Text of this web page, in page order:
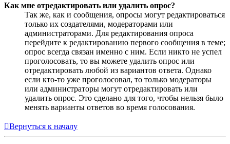
Как мне отредактировать или удалить опрос?
Так же, как и сообщения, опросы могут редактироваться
только их создателями, модераторами или
администраторами. Для редактирования опроса
перейдите к редактированию первого сообщения в теме;
опрос всегда связан именно с ним. Если никто не успел
проголосовать, то вы можете удалить опрос или
отредактировать любой из вариантов ответа. Однако
если кто-то уже проголосовал, то только модераторы
или администраторы могут отредактировать или
удалить опрос. Это сделано для того, чтобы нельзя было
менять варианты ответов во время голосования.
Вернуться к началу